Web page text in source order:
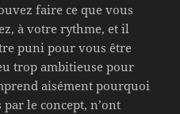
faire ce que vous
à votre rythme, et il
puni pour vous être
trop ambitieuse pour
aisément pourquoi
le concept, n’ont